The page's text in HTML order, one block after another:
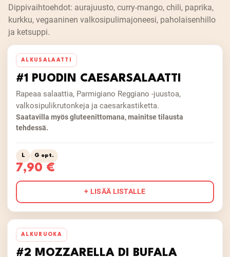
Dippivaihtoehdot: aurajuusto, curry-mango, chili, paprika,
kurkku, vegaaninen valkosipulimajoneesi, paholaisenhillo
ja ketsuppi.
ALKUSALAATTI
#1 PUODIN CAESARSALAATTI
Rapeaa salaattia, Parmigiano Reggiano -juustoa,
valkosipulikrutonkeja ja caesarkastiketta.
Saatavilla myös gluteenittomana, mainitse tilausta
tehdessä.
L G opt.
7,90 €
+ LISÄÄ LISTALLE
ALKURUOKA
#2 MOZZARELLA DI BUFALA